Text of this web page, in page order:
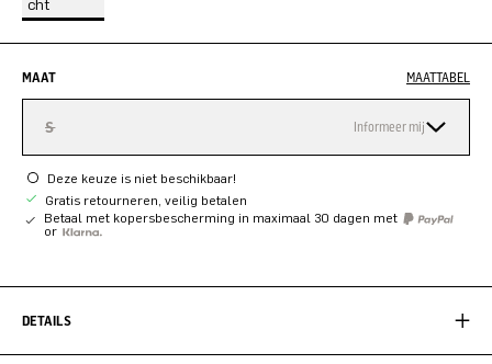
MAAT MAATTABEL
S Informeer mij
Deze keuze is niet beschikbaar!
Gratis retourneren, veilig betalen
Betaal met kopersbescherming in maximaal 30 dagen met
or
DETAILS